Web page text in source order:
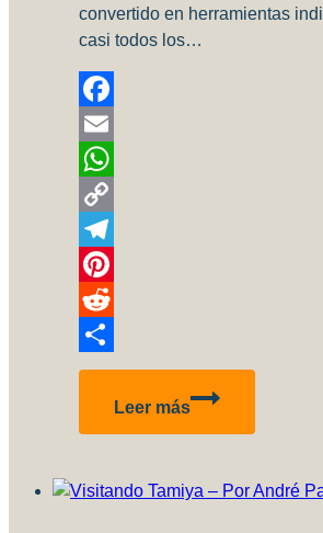
convertido en herramientas
casi todos los…
Facebook
Email
WhatsApp
Copy
Link
Telegram
Pinterest
Reddit
Compartir
Leer más
Hobby
app